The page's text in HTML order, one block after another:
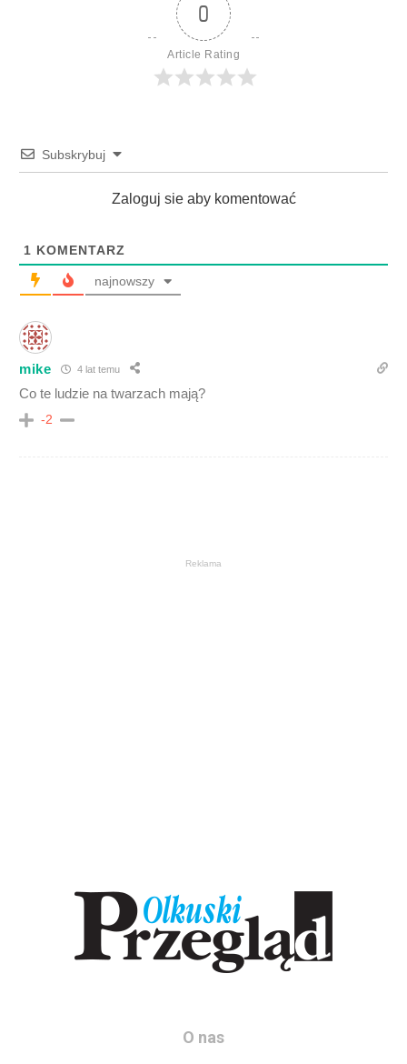
0
Article Rating
Subskrybuj
Zaloguj sie aby komentować
1 KOMENTARZ
najnowszy
mike 4 lat temu
Co te ludzie na twarzach mają?
-2
Reklama
O nas